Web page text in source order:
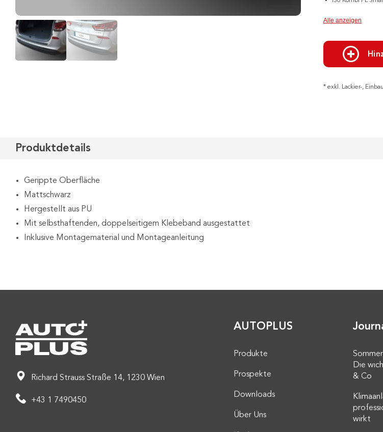
Alle anzeigen
* exkl. Lackier-,
Produktdetails
Gerippte Oberfläche
Mattschwarz
Hergestellt aus PU
Mit selbsthaftenden, doppelseitigem Klebeband ausgestattet
Inklusive Montagematerial und Montageanleitung
Richard Strauss Straße 14, 1230 Wien
+43 1 7490450
AUTOPLUS
Produkte
Prospekte
Downloads
Über Uns
Die
& Co
wirkt